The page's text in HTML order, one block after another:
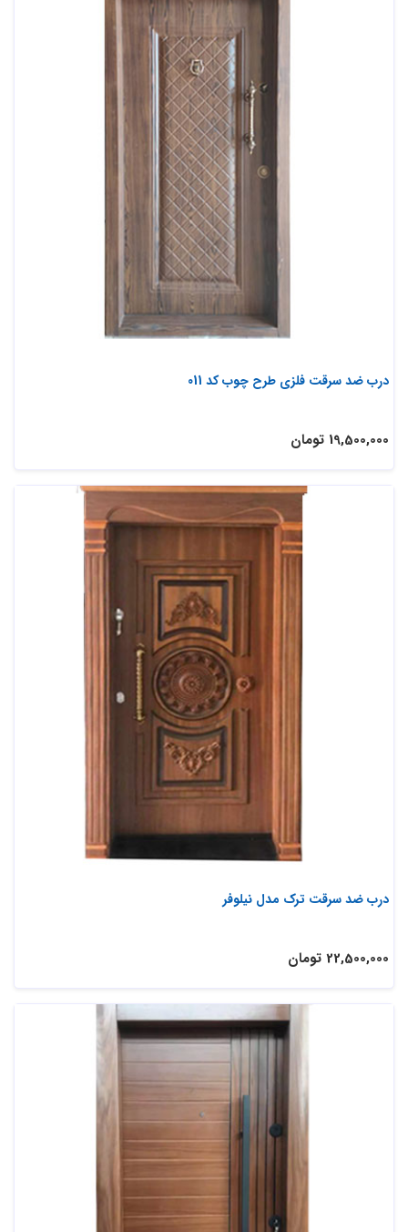
درب ضد سرقت فلزی طرح چوب کد 011
19,500,000 تومان
درب ضد سرقت ترک مدل نیلوفر
22,500,000 تومان